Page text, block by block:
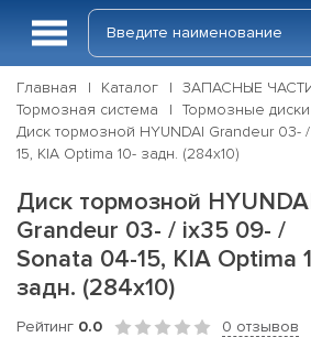
Главная Каталог
ЗАПАСНЫЕ
Тормозная система
Тормозные диски
Диск тормозной HYUNDAI Grandeur
15, KIA Optima 10- задн. (284x10)
Диск тормозной
Grandeur 03- / ix35 09- /
Sonata 04-15, KIA Optima
задн. (284x10)
Рейтинг 0.0 0 отзывов